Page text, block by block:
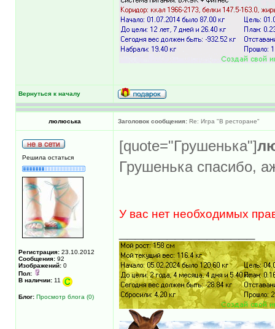
Вернуться к началу
люлюська Заголовок сообщения: Re: Игра "В ресторане"
Решила остаться
Регистрация: 23.10.2012
Сообщения: 92
Изображений: 0
Пол:
В наличии: 11
Блог: Просмотр блога (0)
[quote="Грушенька"]
Грушенька спасибо,
У вас нет необходимых